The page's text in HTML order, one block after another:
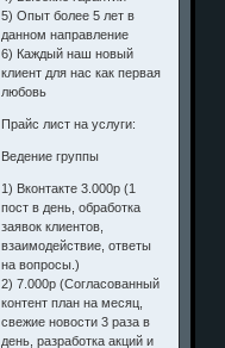
5) Опыт более 5 лет в
данном направление
6) Каждый наш новый
клиент для нас как первая
любовь
Прайс лист на услуги:
Ведение группы
1) Вконтакте 3.000р (1
пост в день, обработка
заявок клиентов,
взаимодействие, ответы
на вопросы.)
2) 7.000р (Согласованный
контент план на месяц,
свежие новости 3 раза в
день, разработка акций и